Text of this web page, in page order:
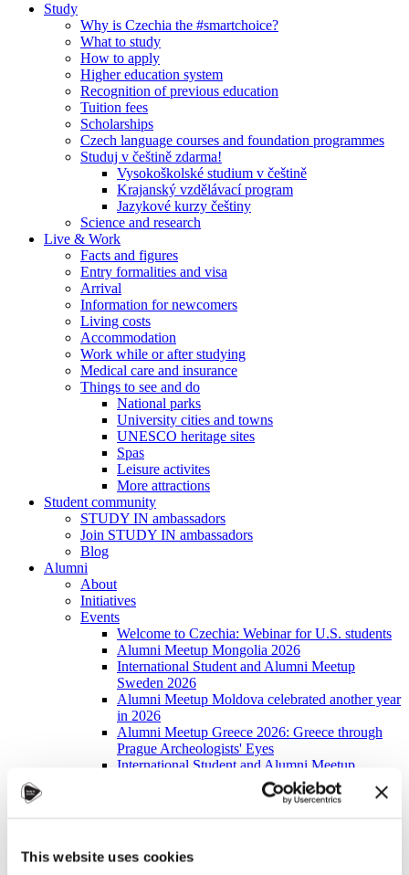
This website uses cookies
Study
Why is Czechia the #smartchoice?
What to study
How to apply
Higher education system
Recognition of previous education
Tuition fees
Scholarships
Czech language courses and foundation programmes
Studuj v češtině zdarma!
Vysokoškolské studium v češtině
Krajanský vzdělávací program
Jazykové kurzy češtiny
Science and research
Live & Work
Facts and figures
Entry formalities and visa
Arrival
Information for newcomers
Living costs
Accommodation
Work while or after studying
Medical care and insurance
Things to see and do
National parks
University cities and towns
UNESCO heritage sites
Spas
Leisure activites
More attractions
Student community
STUDY IN ambassadors
Join STUDY IN ambassadors
Blog
Alumni
About
Initiatives
Events
Welcome to Czechia: Webinar for U.S. students
Alumni Meetup Mongolia 2026
International Student and Alumni Meetup
Sweden 2026
Alumni Meetup Moldova celebrated another year
in 2026
Alumni Meetup Greece 2026: Greece through
Prague Archeologists' Eyes
International Student and Alumni Meetup
Third Czechia Alumni Meetup Thailand 2025:
Student and Alumni Meetup France 2025 (in